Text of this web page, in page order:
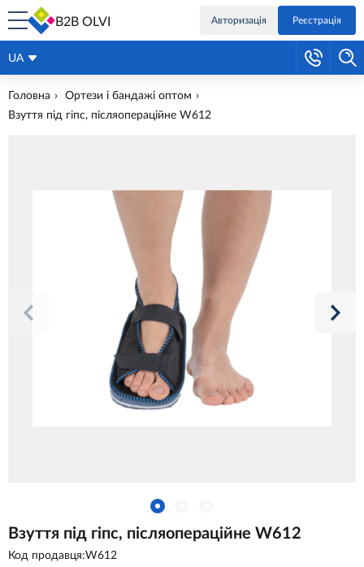
B2B OLVI Авторизація Реєстрація
UA
Головна
Ортези і бандажі оптом
Взуття під гіпс, післяопераційне W612
Взуття під гіпс, післяопераційне W612
Код продавця:W612